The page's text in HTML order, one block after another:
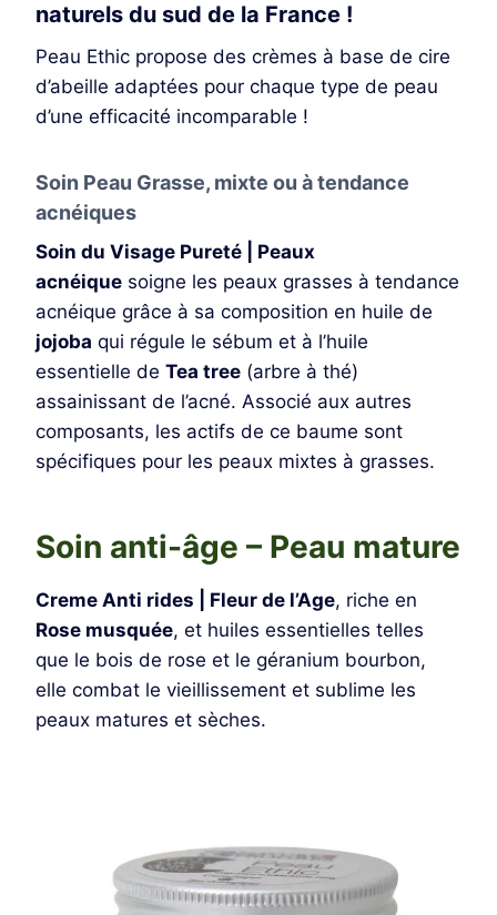
naturels du sud de la France !
Peau Ethic propose des crèmes à base de cire
d’abeille adaptées pour chaque type de peau
d’une efficacité incomparable !
Soin Peau Grasse, mixte ou à tendance
acnéiques
Soin du Visage Pureté | Peaux
acnéique soigne les peaux grasses à tendance
acnéique grâce à sa composition en huile de
jojoba qui régule le sébum et à l’huile
essentielle de Tea tree (arbre à thé)
assainissant de l’acné. Associé aux autres
composants, les actifs de ce baume sont
spécifiques pour les peaux mixtes à grasses.
Soin anti-âge – Peau mature
Creme Anti rides | Fleur de l’Age, riche en
Rose musquée, et huiles essentielles telles
que le bois de rose et le géranium bourbon,
elle combat le vieillissement et sublime les
peaux matures et sèches.